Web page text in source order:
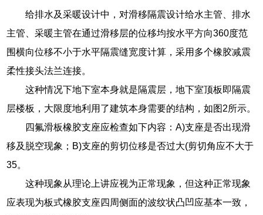
给排水及采暖设计中，对滑移隔震设计给水主管、排水
主管、采暖主管在通过滑移层的位移均按水平方向360度范
围横向位移不小于水平隔震缝宽度计算，采用多个橡胶减震
柔性接头法兰连接。
这种情况下地下室本身就是隔震层，地下室顶板即隔震
层楼板，大限度地利用了建筑本身需要的结构，如图2所示。
四氟滑板橡胶支座应检查如下内容：A)支座是否出现滑
移及脱空现象；B)支座的剪切位移是否过大(剪切角应不大于
35。
这种现象从理论上讲应视为正常现象，但这种正常现象
应表现为板式橡胶支座四周侧面的波纹状凸凹应基本一致，